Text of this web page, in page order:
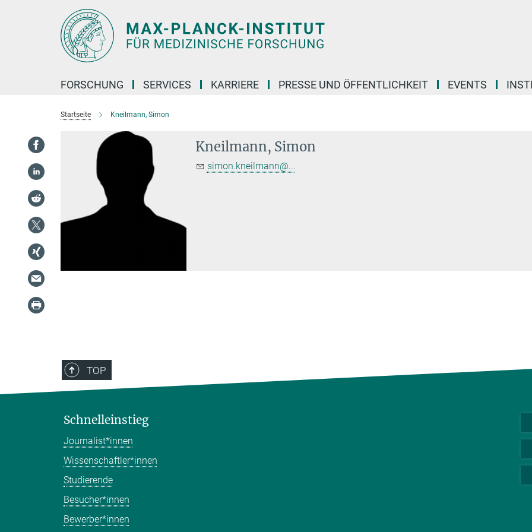
FORSCHUNG SERVICES KARRIERE PRESSE UND ÖFFENTLICHKEIT EVENTS
Startseite Kneilmann, Simon
Kneilmann, Simon
simon.kneilmann@...
TOP
Schnelleinstieg
Journalist*innen
Wissenschaftler*innen
Studierende
Besucher*innen
Bewerber*innen